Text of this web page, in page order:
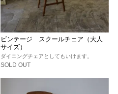
ビンテージ スクールチェア（大人
サイズ）
ダイニングチェアとしてもいけます。
SOLD OUT